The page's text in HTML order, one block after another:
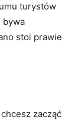
turystów
bywa
stoi prawie
zacząć